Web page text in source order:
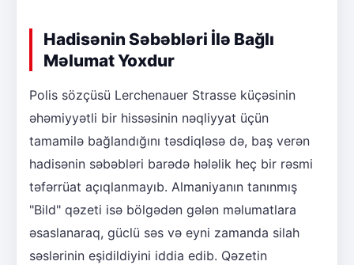
Hadisənin Səbəbləri İlə Bağlı
Məlumat Yoxdur
Polis sözçüsü Lerchenauer Strasse küçəsinin
əhəmiyyətli bir hissəsinin nəqliyyat üçün
tamamilə bağlandığını təsdiqləsə də, baş verən
hadisənin səbəbləri barədə hələlik heç bir rəsmi
təfərrüat açıqlanmayıb. Almaniyanın tanınmış
"Bild" qəzeti isə bölgədən gələn məlumatlara
əsaslanaraq, güclü səs və eyni zamanda silah
səslərinin eşidildiyini iddia edib. Qəzetin